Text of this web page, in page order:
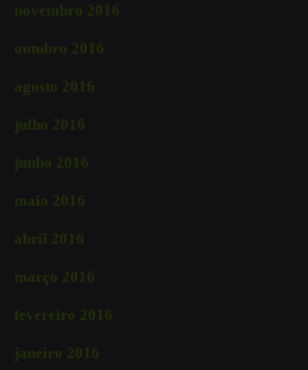
novembro 2016
outubro 2016
agosto 2016
julho 2016
junho 2016
maio 2016
abril 2016
março 2016
fevereiro 2016
janeiro 2016